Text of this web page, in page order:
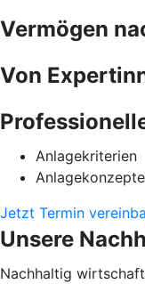
Vermögen
Von
Anlagekriterien
Anlagekonzepte
Jetzt Termin
Unsere
Nachhaltig